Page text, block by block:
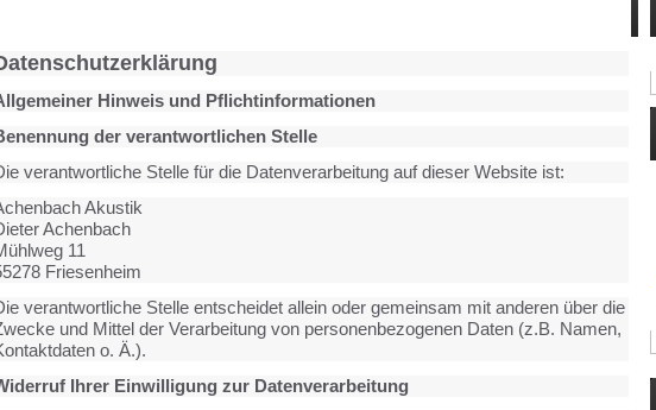
Hinweis und Pflichtinformationen
der verantwortlichen Stelle
verantwortliche Stelle für die Datenverarbeitung auf dieser Website ist:
Akustik
Achenbach
11
Friesenheim
verantwortliche Stelle entscheidet allein oder gemeinsam mit anderen über die
und Mittel der Verarbeitung von personenbezogenen Daten (z.B. Namen,
o. Ä.).
Ihrer Einwilligung zur Datenverarbeitung